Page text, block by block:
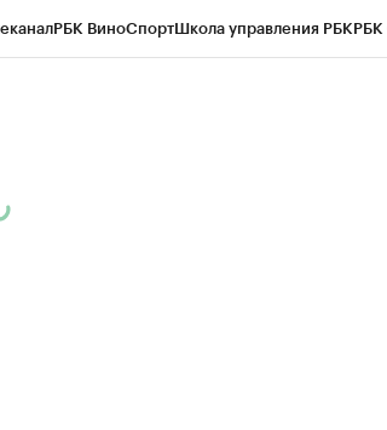
РБК ВиноСпортШкола управления РБКРБК